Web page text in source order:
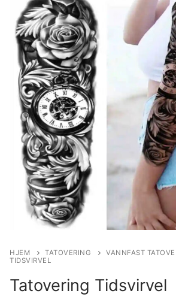
HJEM TATOVERING VANNFAST
TIDSVIRVEL
Tatovering Tidsvirvel